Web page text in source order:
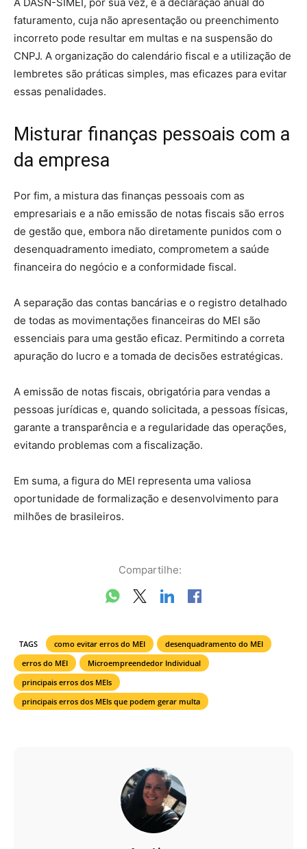
faturamento, cuja não apresentação ou preenchimento
incorreto pode resultar em multas e na suspensão do
CNPJ. A organização do calendário fiscal e a utilização de
lembretes são práticas simples, mas eficazes para evitar
essas penalidades.
Misturar finanças pessoais com a
da empresa
Por fim, a mistura das finanças pessoais com as
empresariais e a não emissão de notas fiscais são erros
de gestão que, embora não diretamente punidos com o
desenquadramento imediato, comprometem a saúde
financeira do negócio e a conformidade fiscal.
A separação das contas bancárias e o registro detalhado
de todas as movimentações financeiras do MEI são
essenciais para uma gestão eficaz. Permitindo a correta
apuração do lucro e a tomada de decisões estratégicas.
A emissão de notas fiscais, obrigatória para vendas a
pessoas jurídicas e, quando solicitada, a pessoas físicas,
garante a transparência e a regularidade das operações,
evitando problemas com a fiscalização.
Em suma, a figura do MEI representa uma valiosa
oportunidade de formalização e desenvolvimento para
milhões de brasileiros.
Compartilhe:
TAGS como evitar erros do MEI
desenquadramento do MEI
erros do MEI
Microempreendedor Individual
principais erros dos MEIs
principais erros dos MEIs que podem gerar multa